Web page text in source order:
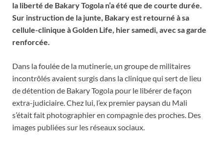
la liberté de Bakary Togola n’a été que de courte durée.
Sur instruction de la junte, Bakary est retourné à sa
cellule-clinique à Golden Life, hier samedi, avec sa garde
renforcée.
Dans la foulée de la mutinerie, un groupe de militaires
incontrôlés avaient surgis dans la clinique qui sert de lieu
de détention de Bakary Togola pour le libérer de façon
extra-judiciaire. Chez lui, l’ex premier paysan du Mali
s’était fait photographier en compagnie des proches. Des
images publiées sur les réseaux sociaux.